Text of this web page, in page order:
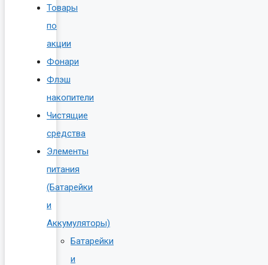
Товары
по
акции
Фонари
Флэш
накопители
Чистящие
средства
Элементы
питания
(Батарейки
и
Аккумуляторы)
Батарейки
и